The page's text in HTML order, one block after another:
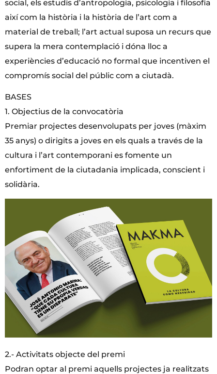
social, els estudis d’antropologia, psicologia i filosofia
així com la història i la història de l’art com a
material de treball; l’art actual suposa un recurs que
supera la mera contemplació i dóna lloc a
experiències d’educació no formal que incentiven el
compromís social del públic com a ciutadà.
BASES
1. Objectius de la convocatòria
Premiar projectes desenvolupats per joves (màxim
35 anys) o dirigits a joves en els quals a través de la
cultura i l’art contemporani es fomente un
enfortiment de la ciutadania implicada, conscient i
solidària.
2.- Activitats objecte del premi
Podran optar al premi aquells projectes ja realitzats